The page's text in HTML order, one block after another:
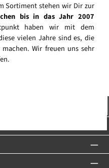
Sortiment stehen wir Dir zur
bis in das Jahr 2007
haben wir mit dem
vielen Jahre sind es, die
Wir freuen uns sehr